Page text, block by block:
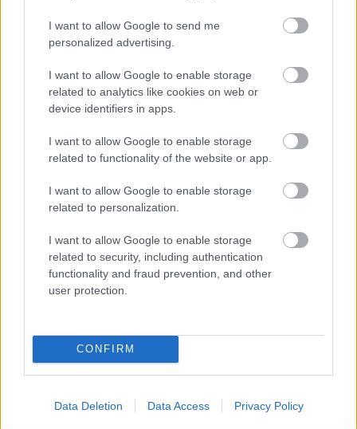
I want to allow Google to send me
personalized advertising.
I want to allow Google to enable storage
related to analytics like cookies on web or
device identifiers in apps.
I want to allow Google to enable storage
related to functionality of the website or app.
I want to allow Google to enable storage
related to personalization.
I want to allow Google to enable storage
related to security, including authentication
functionality and fraud prevention, and other
user protection.
CONFIRM
Data Deletion Data Access Privacy Policy
Nosaukti nāvējošākie
automobiļi uz ceļiem:
turam īkšķus, lai neatrodi
sarakstā savu auto
pie cenu zīmes
Miris rokmūzikas